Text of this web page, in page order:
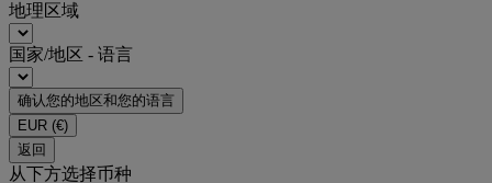
地理区域
国家/地区 - 语言
确认您的地区和您的语言
EUR (€)
返回
从下方选择币种